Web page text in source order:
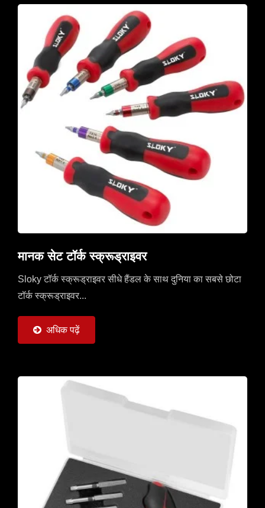
मानक सेट टॉर्क स्क्रूड्राइवर
Sloky टॉर्क स्क्रूड्राइवर सीधे हैंडल के साथ दुनिया का सबसे छोटा
टॉर्क स्क्रूड्राइवर...
अधिक पढ़ें